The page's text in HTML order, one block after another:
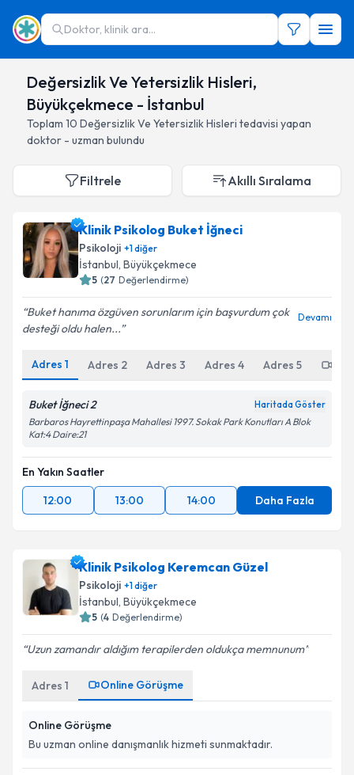
Doktor, klinik ara...
Değersizlik Ve Yetersizlik Hisleri,
Büyükçekmece - İstanbul
Toplam 10 Değersizlik Ve Yetersizlik Hisleri tedavisi yapan
doktor - uzman bulundu
Filtrele Akıllı Sıralama
Klinik Psikolog Buket İğneci
Psikoloji +1diğer
İstanbul, Büyükçekmece
5 (27 Değerlendirme)
Buket hanıma özgüven sorunlarım için başvurdum çok
desteği oldu halen...
Devamı
Adres 1 Adres 2 Adres 3 Adres 4 Adres 5
Buket İğneci 2 Haritada Göster
Barbaros Hayrettinpaşa Mahallesi 1997. Sokak Park Konutları A Blok
Kat:4 Daire:21
En Yakın Saatler
12:00
13:00 14:00 Daha Fazla
Klinik Psikolog Keremcan Güzel
Psikoloji +1diğer
İstanbul, Büyükçekmece
5 (4 Değerlendirme)
Uzun zamandır aldığım terapilerden oldukça memnunum
Adres 1 Online Görüşme
Online Görüşme
Bu uzman online danışmanlık hizmeti sunmaktadır.